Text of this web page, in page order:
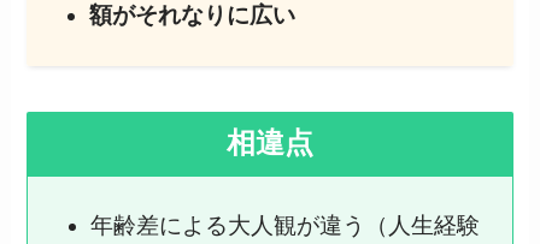
額がそれなりに広い
相違点
年齢差による大人観が違う（人生経験